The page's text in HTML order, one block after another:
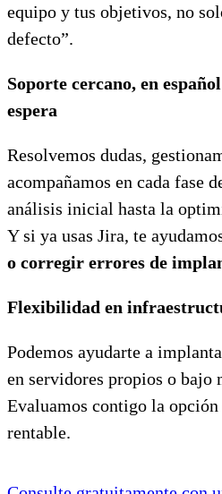
equipo y tus objetivos, no
defecto”.
Soporte cercano, en
espera
Resolvemos dudas,
acompañamos en cada fase
análisis inicial hasta la
Y si ya usas Jira, te
o corregir errores de
Flexibilidad en
Podemos ayudarte a
en servidores propios o bajo
Evaluamos contigo la opción
rentable.